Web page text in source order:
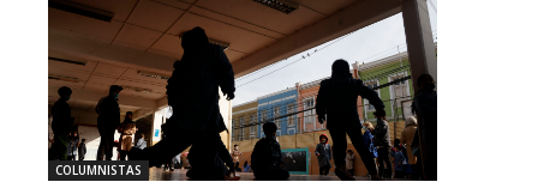
COLUMNISTAS